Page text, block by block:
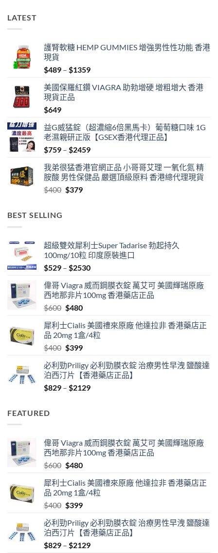
LATEST
護腎軟糖 HEMP GUMMIES 增強男性性功能 香港
現貨
$489 – $1359Price
$489
美國保羅紅鑽 VIAGRA 助勃增硬 增粗增大 香港
現貨正品
$649
益G威猛錠（超濃縮6倍黑馬卡）葡萄糖口味 1G
老濕親研正版【GSEX香港代理正品】
$759 – $2459Price
$759
through
我弟很猛香港官網正品 小哥哥艾理 一氧化氮 精
胺酸 男性保健品 嚴選頂級原料 香港總代理現貨
$400 Original
$379Current
BEST SELLING
超級雙效犀利士Super Tadarise 勃起持久
100mg/10粒 印度原裝進口
$529 – $2530Price
$529
through
偉哥 Viagra 威而鋼膜衣錠 萬艾可 美國輝瑞原廠
西地那非片100mg 香港藥店正品
$600 Original
was:
$600.
$480Current
is:
$480.
犀利士Cialis 美國禮來原廠 他達拉非 香港藥店正
品 20mg 1盒/4粒
$400 Original
was:
$400.
$399Current
is:
$399.
必利勁Priligy 必利勁膜衣錠 治療男性早洩 鹽酸達
泊西汀片【香港藥店正品】
$829 – $2129Price
FEATURED
偉哥 Viagra 威而鋼膜衣錠 萬艾可 美國輝瑞原廠
西地那非片100mg 香港藥店正品
$600 Original
was:
$600.
$480Current
is:
$480.
犀利士Cialis 美國禮來原廠 他達拉非 香港藥店正
品 20mg 1盒/4粒
$400 Original
was:
$400.
$399Current
is:
$399.
必利勁Priligy 必利勁膜衣錠 治療男性早洩 鹽酸達
泊西汀片【香港藥店正品】
$829 – $2129Price